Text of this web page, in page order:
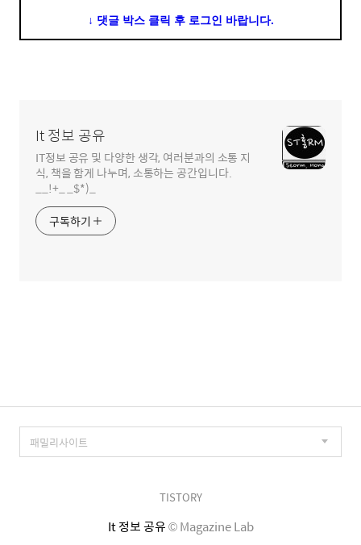
↓ 댓글 박스 클릭 후 로그인 바랍니다.
It 정보 공유
IT정보 공유 및 다양한 생각, 여러분과의 소통 지
식, 책을 함게 나누며, 소통하는 공간입니다.
__!+_ _$*)_
구독하기
TISTORY
It 정보 공유© Magazine Lab